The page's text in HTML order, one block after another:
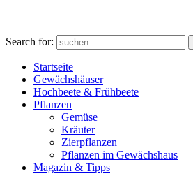
Search for:
Startseite
Gewächshäuser
Hochbeete & Frühbeete
Pflanzen
Gemüse
Kräuter
Zierpflanzen
Pflanzen im Gewächshaus
Magazin & Tipps